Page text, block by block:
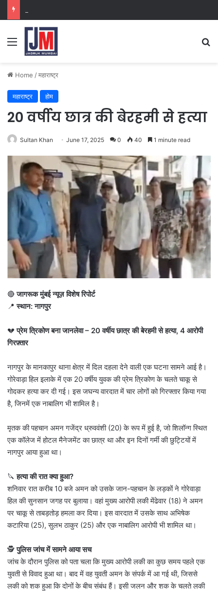
Home /महाराष्ट्र
महाराष्ट्र होम
20 वर्षीय छात्र की बेरहमी से हत्या
Sultan Khan June 17, 2025 0 40 1 minute read
🔴जागरूक मुंबई न्यूज़ विशेष रिपोर्ट
📍स्थान: नागपुर
💔प्रेम त्रिकोण बना जानलेवा – 20 वर्षीय छात्र की बेरहमी से हत्या, 4 आरोपी
गिरफ़्तार
नागपुर के मानकापुर थाना क्षेत्र में दिल दहला देने वाली एक घटना सामने आई है।
गोरेवाड़ा हिल इलाके में एक 20 वर्षीय युवक की प्रेम त्रिकोण के चलते चाकू से
गोदकर हत्या कर दी गई। इस जघन्य वारदात में चार लोगों को गिरफ्तार किया गया
है, जिनमें एक नाबालिग भी शामिल है।
मृतक की पहचान अमन गजेंद्र ध्रुववंशी (20) के रूप में हुई है, जो शिलॉन्ग स्थित
एक कॉलेज में होटल मैनेजमेंट का छात्र था और इन दिनों गर्मी की छुट्टियों में
नागपुर आया हुआ था।
🔪हत्या की रात क्या हुआ?
शनिवार रात करीब 10 बजे अमन को उसके जान-पहचान के लड़कों ने गोरेवाड़ा
हिल की सुनसान जगह पर बुलाया। वहां मुख्य आरोपी लकी मेंढेवार (18) ने अमन
पर चाकू से ताबड़तोड़ हमला कर दिया। इस वारदात में उसके साथ अभिषेक
कटारिया (25), सुलभ ठाकुर (25) और एक नाबालिग आरोपी भी शामिल था।
🕵️पुलिस जांच में सामने आया सच
जांच के दौरान पुलिस को पता चला कि मुख्य आरोपी लकी का कुछ समय पहले एक
युवती से विवाद हुआ था। बाद में वह युवती अमन के संपर्क में आ गई थी, जिससे
लकी को शक हुआ कि दोनों के बीच संबंध हैं। इसी जलन और शक के चलते लकी